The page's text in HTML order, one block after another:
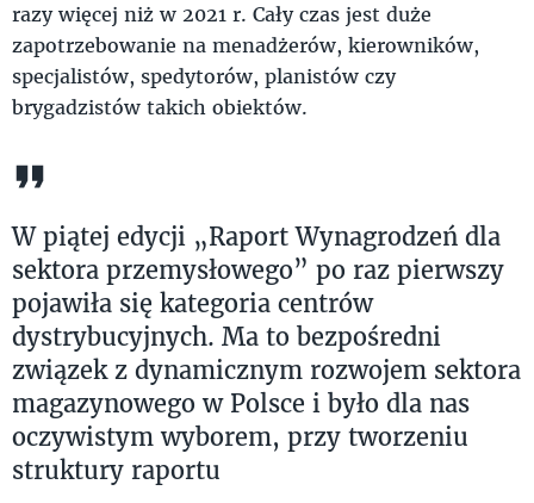
razy więcej niż w 2021 r. Cały czas jest duże
zapotrzebowanie na menadżerów, kierowników,
specjalistów, spedytorów, planistów czy
brygadzistów takich obiektów.
W piątej edycji „Raport Wynagrodzeń dla
sektora przemysłowego” po raz pierwszy
pojawiła się kategoria centrów
dystrybucyjnych. Ma to bezpośredni
związek z dynamicznym rozwojem sektora
magazynowego w Polsce i było dla nas
oczywistym wyborem, przy tworzeniu
struktury raportu